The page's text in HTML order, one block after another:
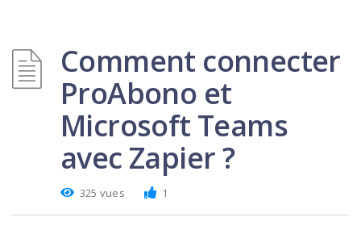
Comment connecter
ProAbono et
Microsoft Teams
avec Zapier ?
325 vues 1